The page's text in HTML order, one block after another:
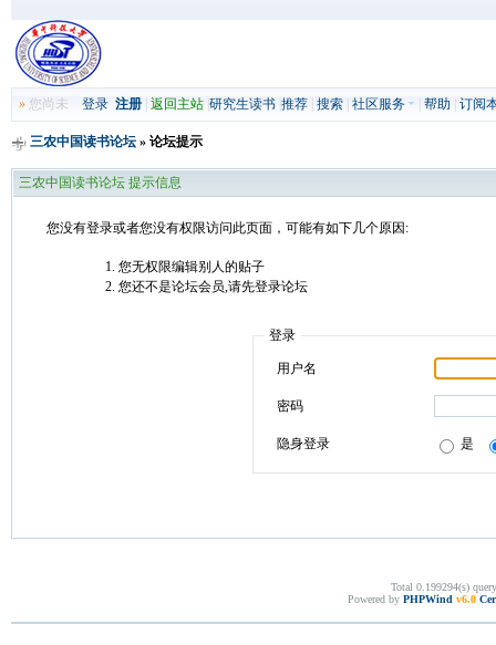
»您尚未 登录 注册| 返回主站| 研究生读书| 推荐| 搜索| 社区服务 帮助 订阅
三农中国读书论坛» 论坛提示
三农中国读书论坛 提示信息
您没有登录或者您没有权限访问此页面，可能有如下几个原因:
您无权限编辑别人的贴子
您还不是论坛会员,请先登录论坛
登录
用户名
密码
隐身登录 是
Total 0.199294(s)
Powered by PHPWind v6.0